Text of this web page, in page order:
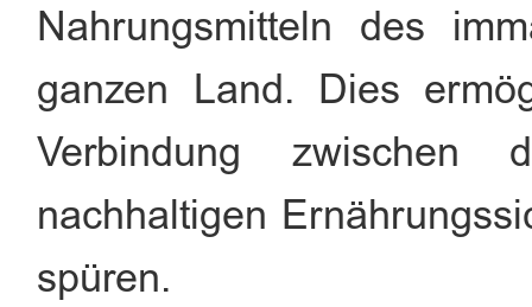
Nahrungsmitteln des
ganzen Land. Dies
Verbindung zwischen
nachhaltigen
spüren.